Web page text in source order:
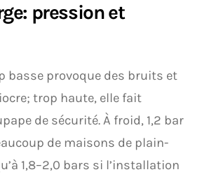
pression et
basse provoque des bruits et
trop haute, elle fait
de sécurité. À froid, 1,2 bar
de maisons de plain-
1,8–2,0 bars si l’installation